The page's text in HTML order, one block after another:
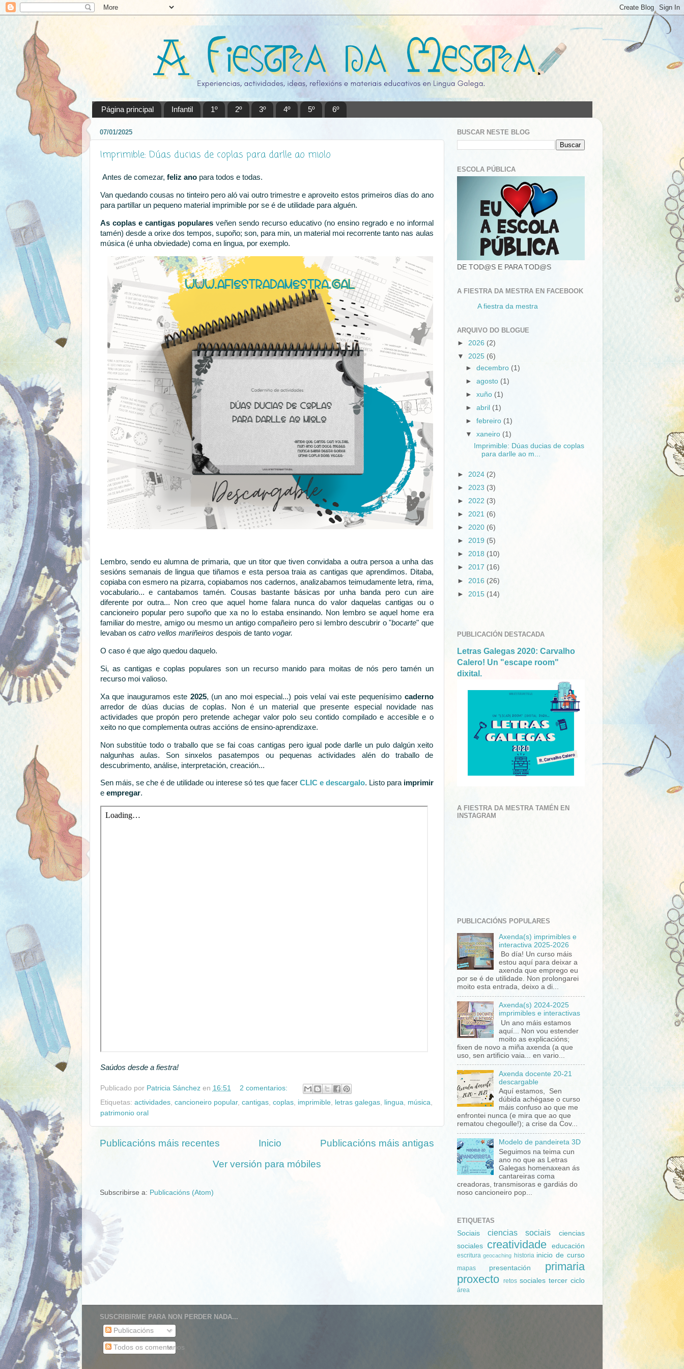
Página principal Infantil 1º 2º 3º 4º 5º 6º
07/01/2025
Imprimible: Dúas ducias de coplas para darlle ao miolo
Antes de comezar, feliz anopara todos e todas.
Van quedando cousas no tinteiro pero aló vai outro trimestre e aproveito estos primeiros días do ano
para partillar un pequeno material imprimible por se é de utilidade para alguén.
As coplas e cantigas popularesveñen sendo recurso educativo (no ensino regrado e no informal
tamén) desde a orixe dos tempos, supoño; son, para min, un material moi recorrente tanto nas aulas
música (é unha obviedade) coma en lingua, por exemplo.
Lembro, sendo eu alumna de primaria, que un titor que tiven convidaba a outra persoa a unha das
sesións semanais de lingua que tiñamos e esta persoa traia as cantigas que aprendimos. Ditaba,
copiaba con esmero na pizarra, copiabamos nos cadernos, analizabamos teimudamente letra, rima,
vocabulario... e cantabamos tamén. Cousas bastante básicas por unha banda pero cun aire
diferente por outra... Non creo que aquel home falara nunca do valor daquelas cantigas ou o
cancioneiro popular pero supoño que xa no lo estaba ensinando. Non lembro se aquel home era
familiar do mestre, amigo ou mesmo un antigo compañeiro pero si lembro descubrir o "bocarte" que
levaban os catro vellos mariñeiros despois de tantovogar.
O caso é que algo quedou daquelo.
Si, as cantigas e coplas populares son un recurso manido para moitas de nós pero tamén un
recurso moi valioso.
Xa que inauguramos este 2025, (un ano moi especial...) pois velaí vai este pequenísimo caderno
arredor de dúas ducias de coplas. Non é un material que presente especial novidade nas
actividades que propón pero pretende achegar valor polo seu contido compilado e accesible e o
xeito no que complementa outras accións de ensino-aprendizaxe.
Non substitúe todo o traballo que se fai coas cantigas pero igual pode darlle un pulo dalgún xeito
nalgunhas aulas. Son sinxelos pasatempos ou pequenas actividades alén do traballo de
descubrimento, análise, interpretación, creación...
Sen máis, se che é de utilidade ou interese só tes que facer CLIC e descargalo. Listo para imprimir
e empregar.
Saúdos desde a fiestra!
Publicado por Patricia Sánchez en 16:51
2 comentarios:
Etiquetas: actividades, cancioneiro popular, cantigas, coplas, imprimible, letras galegas, lingua música
patrimonio oral
Publicacións máis recentes Publicacións máis antigas
Inicio
Ver versión para móbiles
Subscribirse a: Publicacións (Atom)
BUSCAR NESTE BLOG
ESCOLA PÚBLICA
DE TOD@S E PARA TOD@S
A FIESTRA DA MESTRA EN FACEBOOK
A fiestra da mestra
ARQUIVO DO BLOGUE
► 2026 (2)
▼ 2025 (6)
► decembro (1)
► agosto (1)
► xuño (1)
► abril (1)
► febreiro (1)
▼ xaneiro (1)
Imprimible: Dúas ducias de coplas
para darlle ao m...
► 2024 (2)
► 2023 (3)
► 2022 (3)
► 2021 (6)
► 2020 (6)
► 2019 (5)
► 2018 (10)
► 2017 (16)
► 2016 (26)
► 2015 (14)
PUBLICACIÓN DESTACADA
Letras Galegas 2020: Carvalho
Calero! Un "escape room"
dixital.
A FIESTRA DA MESTRA TAMÉN EN
INSTAGRAM
PUBLICACIÓNS POPULARES
Axenda(s) imprimibles e
interactiva 2025-2026
Bo día! Un curso máis
estou aquí para deixar a
axenda que emprego eu
por se é de utilidade. Non prolongarei
moito esta entrada, deixo a di...
Axenda(s) 2024-2025
imprimibles e interactivas
Un ano máis estamos
aquí... Non vou estender
moito as explicacións;
fixen de novo a miña axenda (a que
uso, sen artificio vaia... en vario...
Axenda docente 20-21
descargable
Aquí estamos, Sen
dúbida achégase o curso
máis confuso ao que me
enfrontei nunca (e mira que ao que
rematou chegoulle!); a crise da Cov...
Modelo de pandeireta 3D
Seguimos na teima cun
ano no que as Letras
Galegas homenaxean ás
cantareiras coma
creadoras, transmisoras e gardiás do
noso cancioneiro pop...
ETIQUETAS
Sociais
ciencias sociais
ciencias
sociales
creatividade educación
escritura geocaching historia inicio de curso
mapas presentación
primaria
proxecto
retos sociales tercer ciclo
área
SUSCRIBIRME PARA NON PERDER NADA...
Publicacións
Todos os comentarios